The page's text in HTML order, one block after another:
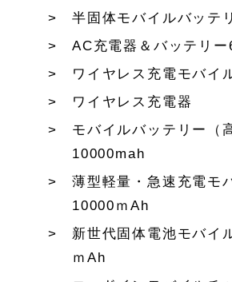
半固体モバイルバッテ
AC充電器＆バッテリ
ワイヤレス充電モバイ
ワイヤレス充電器
モバイルバッテリー（
10000mah
薄型軽量・急速充電モ
10000ｍAh
新世代固体電池モバイ
ｍAh